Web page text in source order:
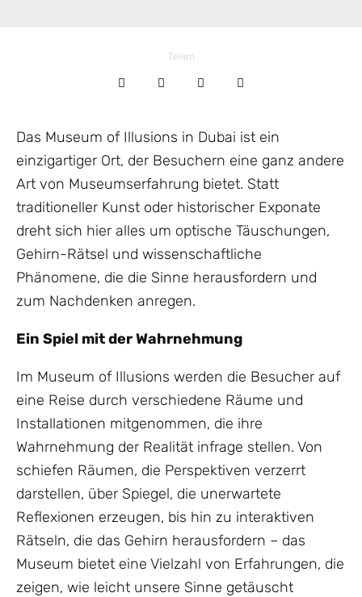
Teilen
Das Museum of Illusions in Dubai ist ein
einzigartiger Ort, der Besuchern eine ganz andere
Art von Museumserfahrung bietet. Statt
traditioneller Kunst oder historischer Exponate
dreht sich hier alles um optische Täuschungen,
Gehirn-Rätsel und wissenschaftliche
Phänomene, die die Sinne herausfordern und
zum Nachdenken anregen.
Ein Spiel mit der Wahrnehmung
Im Museum of Illusions werden die Besucher auf
eine Reise durch verschiedene Räume und
Installationen mitgenommen, die ihre
Wahrnehmung der Realität infrage stellen. Von
schiefen Räumen, die Perspektiven verzerrt
darstellen, über Spiegel, die unerwartete
Reflexionen erzeugen, bis hin zu interaktiven
Rätseln, die das Gehirn herausfordern – das
Museum bietet eine Vielzahl von Erfahrungen, die
zeigen, wie leicht unsere Sinne getäuscht